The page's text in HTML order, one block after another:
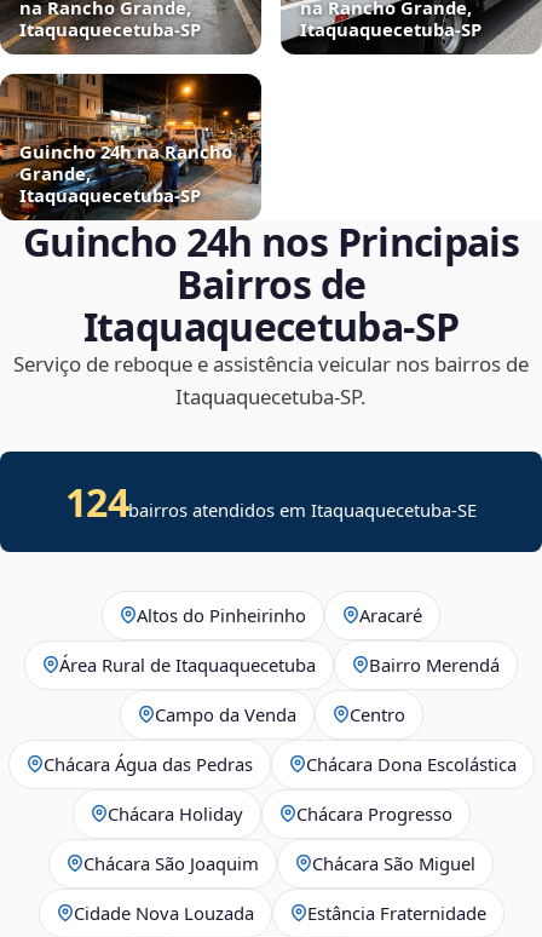
na Rancho Grande,
Itaquaquecetuba‑SP
na Rancho Grande,
Itaquaquecetuba‑SP
Guincho 24h na Rancho
Grande,
Itaquaquecetuba‑SP
Guincho 24h nos Principais
Bairros de
Itaquaquecetuba‑SP
Serviço de reboque e assistência veicular nos bairros de
Itaquaquecetuba‑SP.
124bairros atendidos emItaquaquecetuba-SE
Altos do Pinheirinho Aracaré
Área Rural de Itaquaquecetuba Bairro Merendá
Campo da Venda Centro
Chácara Água das Pedras Chácara Dona Escolástica
Chácara Holiday Chácara Progresso
Chácara São Joaquim Chácara São Miguel
Cidade Nova Louzada Estância Fraternidade